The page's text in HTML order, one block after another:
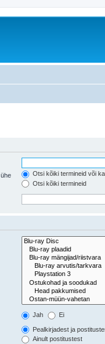
Otsi kõiki termineid või
Otsi kõiki termineid
Jah Ei
Pealkirjadest ja
Ainult postitustest